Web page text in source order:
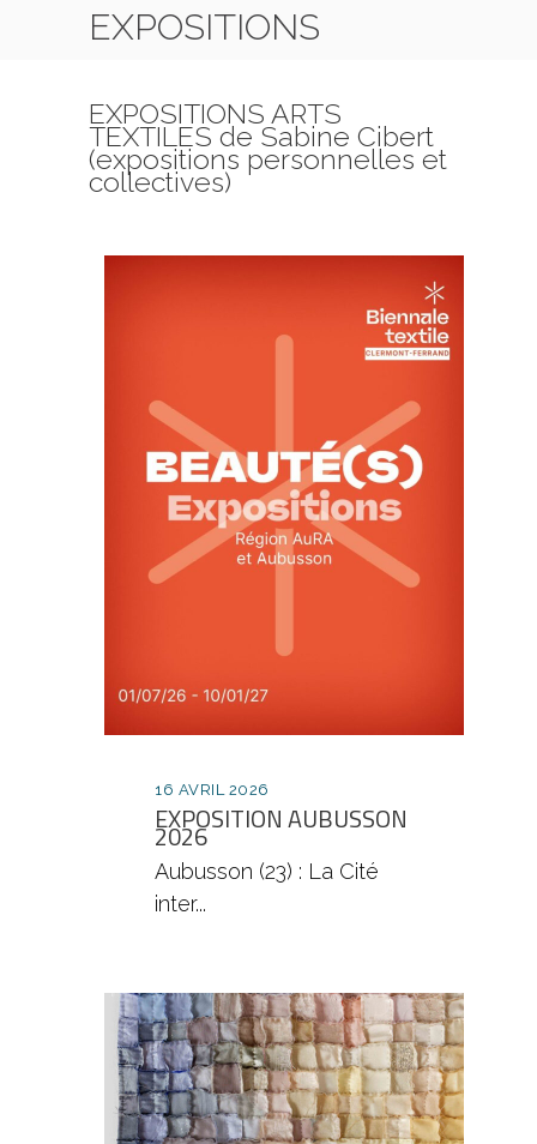
EXPOSITIONS
EXPOSITIONS ARTS
TEXTILES de Sabine Cibert
(expositions personnelles et
collectives)
16 AVRIL 2026
EXPOSITION AUBUSSON
2026
Aubusson (23) : La Cité
inter